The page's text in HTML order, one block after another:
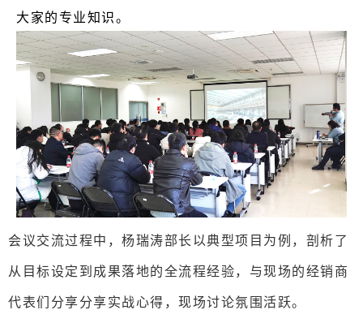
大家的专业知识。
会议交流过程中，杨瑞涛部长以典型项目为例，剖析了
从目标设定到成果落地的全流程经验，与现场的经销商
代表们分享分享实战心得，现场讨论氛围活跃。